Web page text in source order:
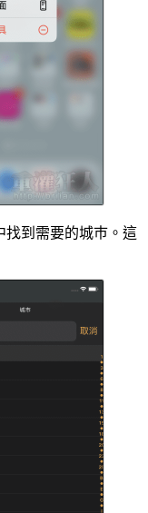
找到需要的城巿。這